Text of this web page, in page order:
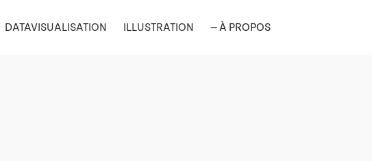
DATAVISUALISATION ILLUSTRATION — À PROPOS